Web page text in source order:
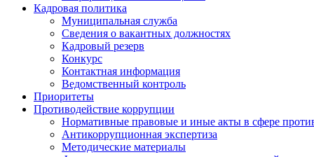
Кадровая политика
Муниципальная служба
Сведения о вакантных должностях
Кадровый резерв
Конкурс
Контактная информация
Ведомственный контроль
Приоритеты
Противодействие коррупции
Нормативные правовые и иные акты в сфере
Антикоррупционная экспертиза
Методические материалы